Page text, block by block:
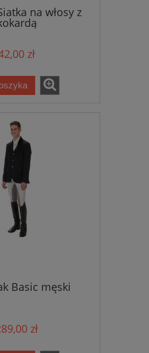
na włosy z
zł
Basic męski
zł